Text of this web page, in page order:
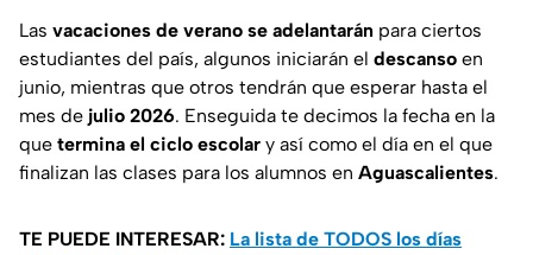
Las vacaciones de verano se adelantarán para ciertos
estudiantes del país, algunos iniciarán el descanso en
junio, mientras que otros tendrán que esperar hasta el
mes de julio 2026. Enseguida te decimos la fecha en la
que termina el ciclo escolar y así como el día en el que
finalizan las clases para los alumnos en Aguascalientes.
TE PUEDE INTERESAR: La lista de TODOS los días